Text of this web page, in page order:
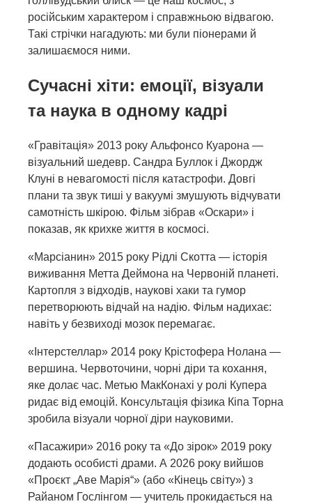
російським характером і справжньою відвагою.
Такі стрічки нагадують: ми були піонерами й
залишаємося ними.
Сучасні хіти: емоції, візуали
та наука в одному кадрі
«Гравітація» 2013 року Альфонсо Куарона —
візуальний шедевр. Сандра Буллок і Джордж
Клуні в невагомості після катастрофи. Довгі
плани та звук тиші у вакуумі змушують відчувати
самотність шкірою. Фільм зібрав «Оскари» і
показав, як крихке життя в космосі.
«Марсіанин» 2015 року Рідлі Скотта — історія
виживання Метта Деймона на Червоній планеті.
Картопля з відходів, наукові хаки та гумор
перетворюють відчай на надію. Фільм надихає:
навіть у безвиході мозок перемагає.
«Інтерстеллар» 2014 року Крістофера Нолана —
вершина. Червоточини, чорні діри та кохання,
яке долає час. Метью МакКонахі у ролі Купера
ридає від емоцій. Консультація фізика Кіпа Торна
зробила візуали чорної діри науковими.
«Пасажири» 2016 року та «До зірок» 2019 року
додають особисті драми. А 2026 року вийшов
«Проєкт „Аве Марія“» (або «Кінець світу») з
Райаном Гослінгом — учитель прокидається на